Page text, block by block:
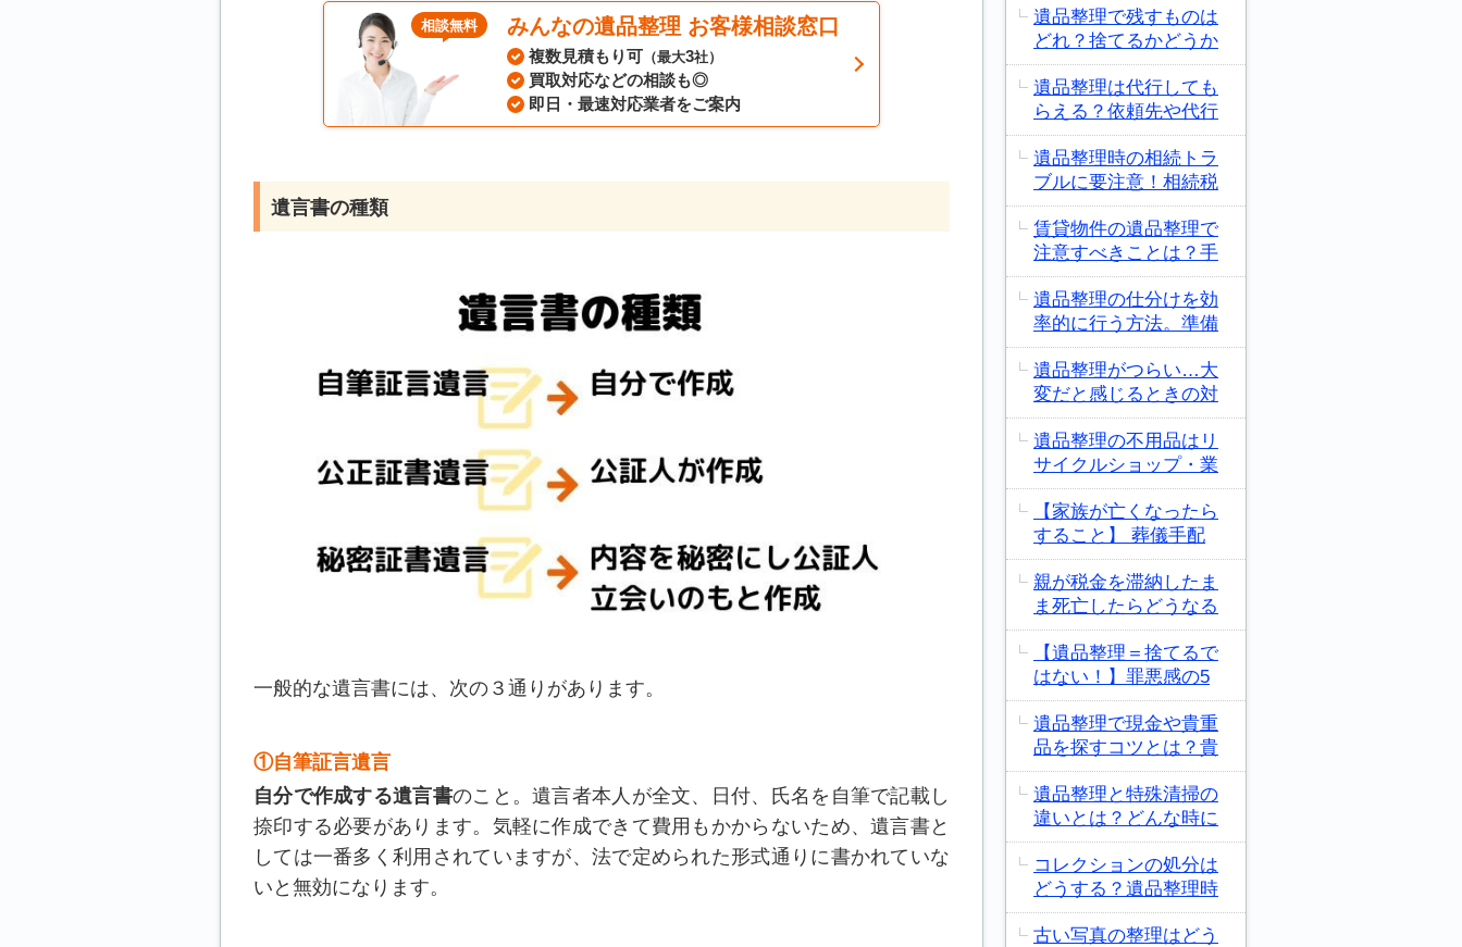
みんなの遺品整理 お客様相談窓口
相談無料
複数見積もり可 （最大3社）
買取対応などの相談も◎
即日・最速対応業者をご案内
遺言書の種類
一般的な遺言書には、次の３通りがあります。
①自筆証言遺言
自分で作成する遺言書のこと。遺言者本人が全文、日付、氏名を自筆で記載し
捺印する必要があります。気軽に作成できて費用もかからないため、遺言書と
しては一番多く利用されていますが、法で定められた形式通りに書かれていな
いと無効になります。
遺品整理で残すものは
どれ？捨てるかどうか
遺品整理は代行しても
らえる？依頼先や代行
遺品整理時の相続トラ
ブルに要注意！相続税
賃貸物件の遺品整理で
注意すべきことは？手
遺品整理の仕分けを効
率的に行う方法。準備
遺品整理がつらい…大
変だと感じるときの対
遺品整理の不用品はリ
サイクルショップ・業
【家族が亡くなったら
すること】 葬儀手配
親が税金を滞納したま
ま死亡したらどうなる
【遺品整理＝捨てるで
はない！】罪悪感の5
遺品整理で現金や貴重
品を探すコツとは？貴
遺品整理と特殊清掃の
違いとは？どんな時に
コレクションの処分は
どうする？遺品整理時
古い写真の整理はどう